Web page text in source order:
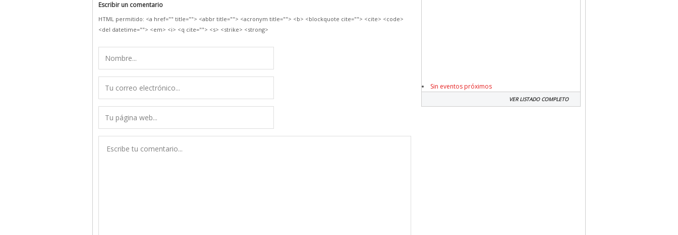
Escribir un comentario
HTML permitido: <a href="" title=""> <abbr title=""> <acronym title=""> <b> <blockquote cite=""> <cite> <code>
<del datetime=""> <em> <i> <q cite=""> <s> <strike> <strong>
Sin eventos próximos
VER LISTADO COMPLETO